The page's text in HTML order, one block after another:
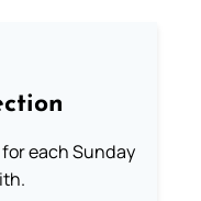
each Sunday